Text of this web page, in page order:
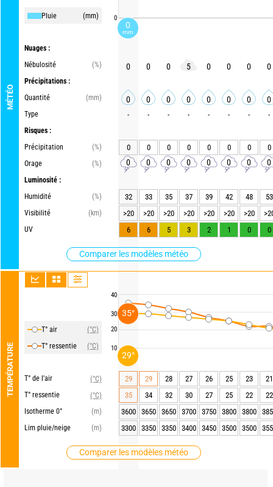
MÉTÉO
Pluie (mm)
Nuages :
Nébulosité
(%)
Précipitations :
Quantité
(mm)
Type
Risques :
Précipitation
(%)
Orage
(%)
Luminosité :
Humidité
(%)
Visibilité
(km)
UV
Comparer les modèles météo
TEMPÉRATURE
T° air
(°C)
T° ressentie
(°C)
T° de l'air
(°C)
T° ressentie
(°C)
Isotherme 0°
(m)
Lim pluie/neige
(m)
Comparer les modèles météo
0
40
30
20
10
0 0 0 5 0 0 0 0
0 0 0 0 0 0 0 0
- - - - - - - -
0 0 0 0 0 0 0 0
0 0 0 0 0 0 0 0
32 33 35 37 39 42 48
53
>20
>20 >20 >20 >20 >20 >20
6
6 5 3 2 1 0 0
29 29 28 27 26 25 23
21
35
34 32 30 27 25 22
22
3600
3650 3650 3700 3750 3800 3800
3300
3350 3350 3400 3450 3500 3500
0
mm
29°
35°